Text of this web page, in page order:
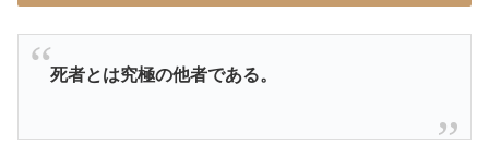
死者とは究極の他者である。